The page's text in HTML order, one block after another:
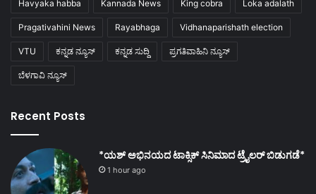
Havyaka habba Kannada News King cobra Loka adalath
Pragativahini News Rayabhaga Vidhanaparishath election
VTU ಕನ್ನಡ ನ್ಯೂಸ್ ಕನ್ನಡ ಸುದ್ದಿ ಪ್ರಗತಿವಾಹಿನಿ ನ್ಯೂಸ್
ಬೆಳಗಾವಿ ನ್ಯೂಸ್
Recent Posts
*ಯಶ್ ಅಭಿನಯದ ಟಾಕ್ಸಿಕ್ ಸಿನಿಮಾದ ಟ್ರೈಲರ್ ಬಿಡುಗಡೆ*
1 hour ago